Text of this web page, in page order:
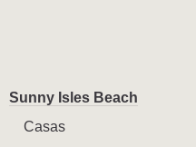
Sunny Isles Beach
Casas